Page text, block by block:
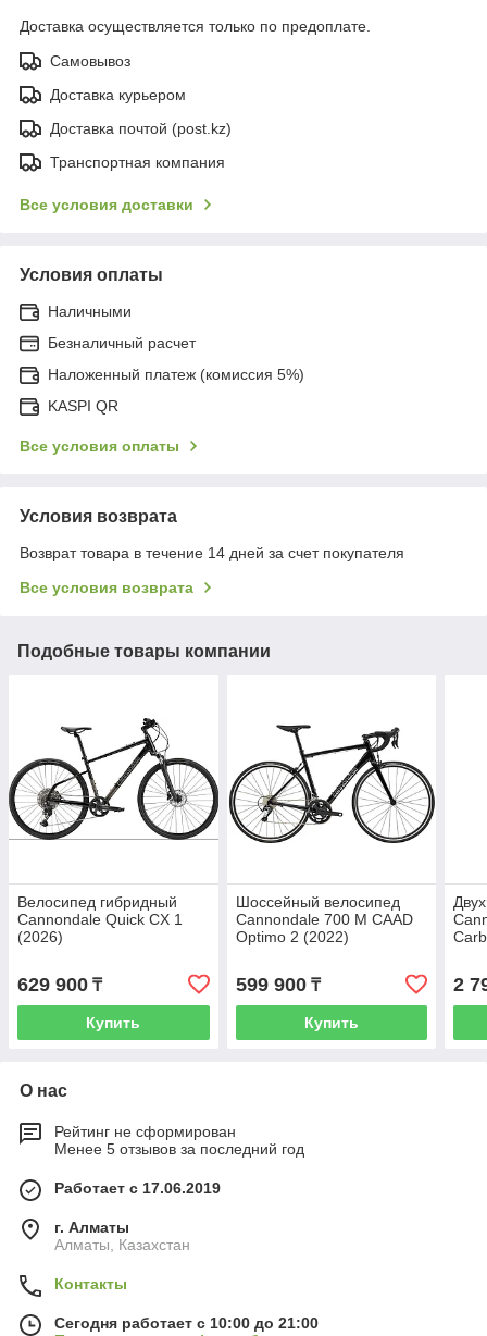
Доставка осуществляется только по предоплате.
Самовывоз
Доставка курьером
Доставка почтой (post.kz)
Транспортная компания
Все условия доставки
Условия оплаты
Наличными
Безналичный расчет
Наложенный платеж (комиссия 5%)
KASPI QR
Все условия оплаты
Условия возврата
Возврат товара в течение 14 дней за счет покупателя
Все условия возврата
Подобные товары компании
Велосипед гибридный
Cannondale Quick CX 1
(2026)
629 900 ₸
Купить
Шоссейный велосипед
Cannondale 700 M CAAD
Optimo 2 (2022)
599 900₸
Купить
2
О нас
Рейтинг не сформирован
Менее 5 отзывов за последний год
Работает с 17.06.2019
г. Алматы
Алматы, Казахстан
Контакты
Сегодня работает с 10:00 до 21:00